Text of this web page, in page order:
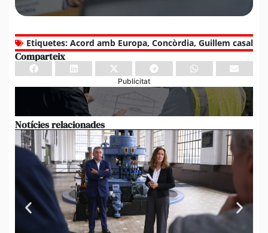
Etiquetes: Acord amb Europa, Concòrdia, Guillem casal
Comparteix
Publicitat
Notícies relacionades